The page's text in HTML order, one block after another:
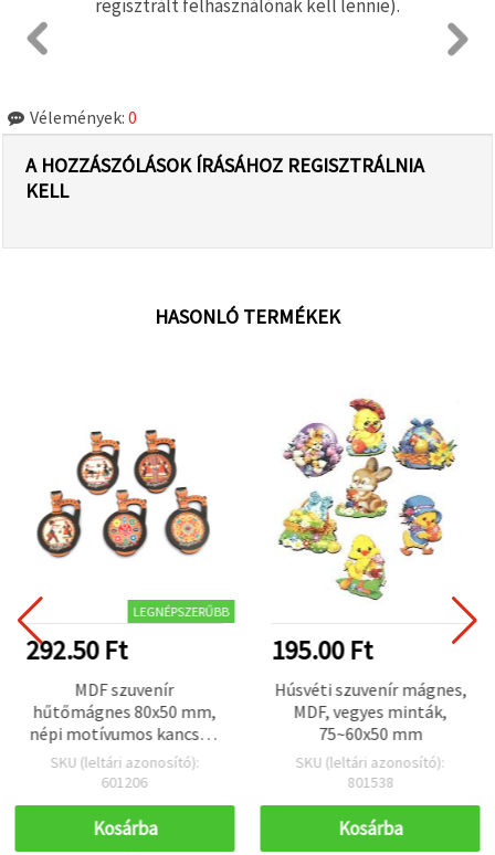
regisztrált felhasználónak kell lennie).
Vélemények: 0
A HOZZÁSZÓLÁSOK ÍRÁSÁHOZ REGISZTRÁLNIA
KELL
HASONLÓ TERMÉKEK
LEGNÉPSZERŰBB
292.50 Ft
MDF szuvenír
hűtőmágnes 80x50 mm,
népi motívumos kancsó /
MIX
SKU (leltári azonosító):
601206
Kosárba
195.00 Ft
Húsvéti szuvenír mágnes,
MDF, vegyes minták,
75~60x50 mm
SKU (leltári azonosító):
801538
Kosárba